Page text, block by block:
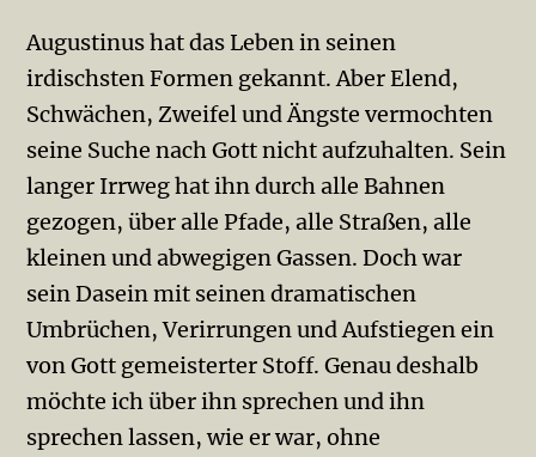
Augustinus hat das Leben in seinen
irdischsten Formen gekannt. Aber Elend,
Schwächen, Zwei­fel und Ängste vermochten
seine Suche nach Gott nicht aufzuhalten. Sein
langer Irrweg hat ihn durch alle Bahnen
gezogen, über alle Pfade, alle Straßen, alle
kleinen und abwegigen Gassen. Doch war
sein Dasein mit seinen dramatischen
Umbrüchen, Verirrun­gen und Aufstiegen ein
von Gott gemeisterter Stoff. Genau deshalb
möchte ich über ihn sprechen und ihn
sprechen lassen, wie er war, ohne